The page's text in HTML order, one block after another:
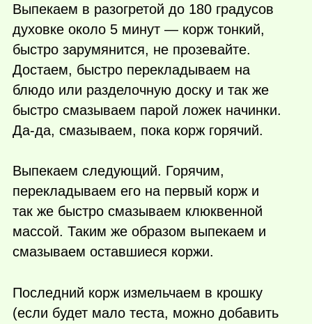
Выпекаем в разогретой до 180 градусов
духовке около 5 минут — корж тонкий,
быстро зарумянится, не прозевайте.
Достаем, быстро перекладываем на
блюдо или разделочную доску и так же
быстро смазываем парой ложек начинки.
Да-да, смазываем, пока корж горячий.
Выпекаем следующий. Горячим,
перекладываем его на первый корж и
так же быстро смазываем клюквенной
массой. Таким же образом выпекаем и
смазываем оставшиеся коржи.
Последний корж измельчаем в крошку
(если будет мало теста, можно добавить